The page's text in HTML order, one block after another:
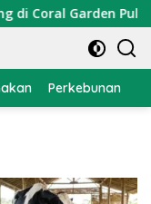
Garden Pulau
Perkebunan